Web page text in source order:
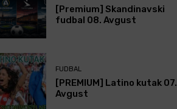
[Premium] Skandinavski
fudbal 08. Avgust
FUDBAL
[PREMIUM] Latino kutak 07.
Avgust